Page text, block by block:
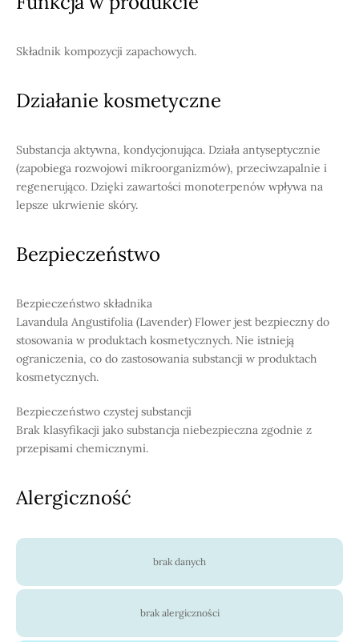
Składnik kompozycji zapachowych.
Działanie kosmetyczne
Substancja aktywna, kondycjonująca. Działa antyseptycznie
(zapobiega rozwojowi mikroorganizmów), przeciwzapalnie i
regenerująco. Dzięki zawartości monoterpenów wpływa na
lepsze ukrwienie skóry.
Bezpieczeństwo
Bezpieczeństwo składnika
Lavandula Angustifolia (Lavender) Flower jest bezpieczny do
stosowania w produktach kosmetycznych. Nie istnieją
ograniczenia, co do zastosowania substancji w produktach
kosmetycznych.
Bezpieczeństwo czystej substancji
Brak klasyfikacji jako substancja niebezpieczna zgodnie z
przepisami chemicznymi.
Alergiczność
brak danych
brak alergiczności